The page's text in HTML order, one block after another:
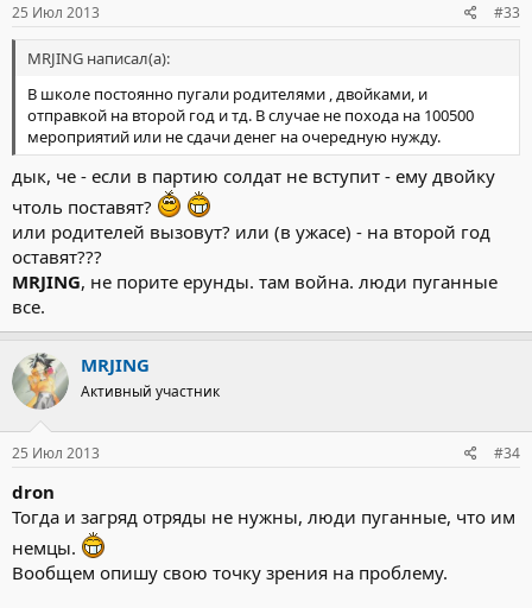
25 Июл 2013 #33
MRJING написал(а):
В школе постоянно пугали родителями , двойками, и
отправкой на второй год и тд. В случае не похода на 100500
мероприятий или не сдачи денег на очередную нужду.
дык, че - если в партию солдат не вступит - ему двойку
чтоль поставят?
или родителей вызовут? или (в ужасе) - на второй год
оставят???
MRJING, не порите ерунды. там война. люди пуганные
все.
MRJING
Активный участник
25 Июл 2013 #34
dron
Тогда и загряд отряды не нужны, люди пуганные, что им
немцы.
Вообщем опишу свою точку зрения на проблему.